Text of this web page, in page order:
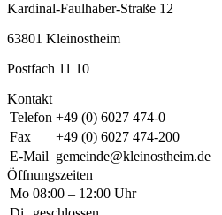
Kardinal-Faulhaber-Straße 12
63801 Kleinostheim
Postfach 11 10
Kontakt
Telefon +49 (0) 6027 474-0
Fax
+49 (0) 6027 474-200
E-Mail gemeinde@kleinostheim.de
Öffnungszeiten
Mo 08:00 – 12:00 Uhr